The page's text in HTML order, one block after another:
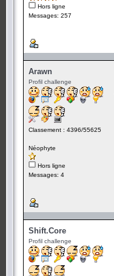
Hors ligne
Messages: 257
Arawn
Profil challenge
Classement : 4396/55625
Néophyte
Hors ligne
Messages: 4
Shift.Core
Profil challenge